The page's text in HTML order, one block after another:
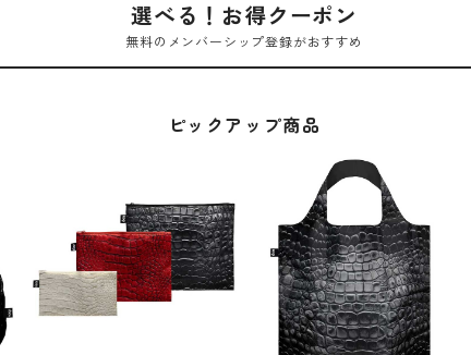
選べる！お得クーポン
無料のメンバーシップ登録がおすすめ
ピックアップ商品